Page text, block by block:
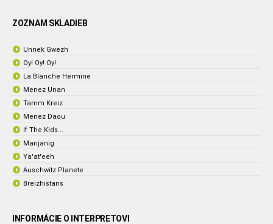
ZOZNAM SKLADIEB
Unnek Gwezh
Oy! Oy! Oy!
La Blanche Hermine
Menez Unan
Tamm Kreiz
Menez Daou
If The Kids...
Marijanig
Ya'at'eeh
Auschwitz Planete
Breizhistans
INFORMÁCIE O INTERPRETOVI